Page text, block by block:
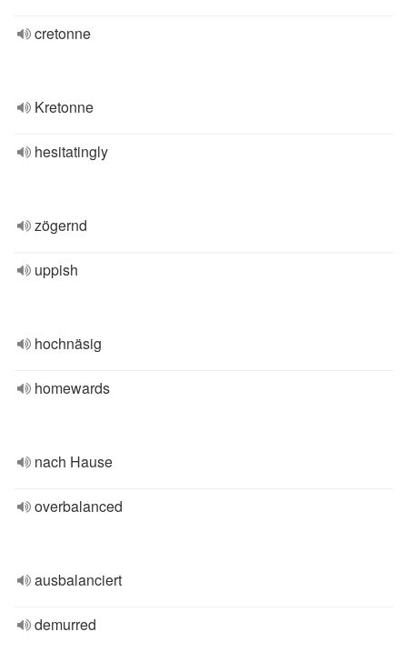
cretonne
Kretonne
hesitatingly
zögernd
uppish
hochnäsig
homewards
nach Hause
overbalanced
ausbalanciert
demurred